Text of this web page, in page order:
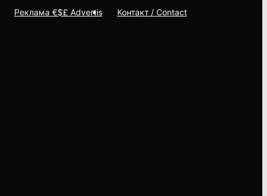
Реклама €$£ Advertis Контакт / Contact